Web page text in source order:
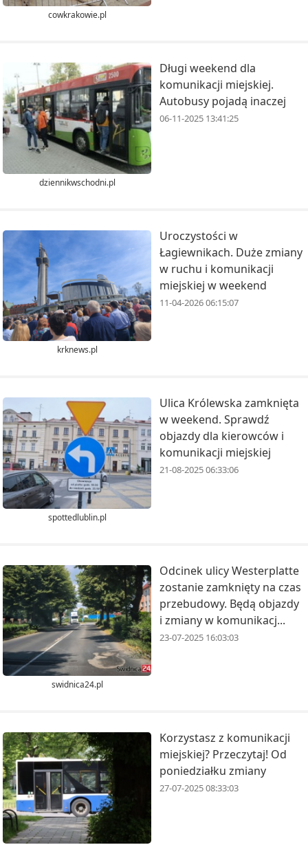
cowkrakowie.pl
dziennikwschodni.pl
Długi weekend dla
komunikacji miejskiej.
Autobusy pojadą inaczej
06-11-2025 13:41:25
krknews.pl
Uroczystości w
Łagiewnikach. Duże zmiany
w ruchu i komunikacji
miejskiej w weekend
11-04-2026 06:15:07
spottedlublin.pl
Ulica Królewska zamknięta
w weekend. Sprawdź
objazdy dla kierowców i
komunikacji miejskiej
21-08-2025 06:33:06
swidnica24.pl
Odcinek ulicy Westerplatte
zostanie zamknięty na czas
przebudowy. Będą objazdy
i zmiany w komunikacj...
23-07-2025 16:03:03
Korzystasz z komunikacji
miejskiej? Przeczytaj! Od
poniedziałku zmiany
27-07-2025 08:33:03